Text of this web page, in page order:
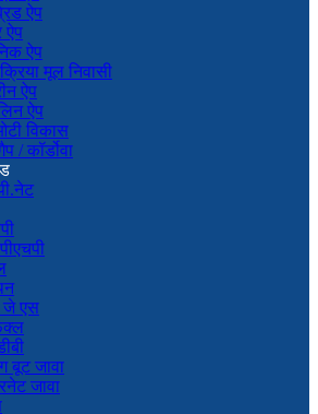
ऐप
ऐप
ऐप
मूल निवासी
ऐप
ऐप
विकास
/ कॉर्डोवा
जे एस
बूट जावा
जावा